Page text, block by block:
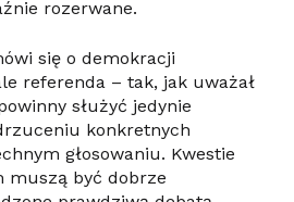
rozerwane.
się o demokracji
referenda – tak, jak uważał
służyć jedynie
konkretnych
głosowaniu. Kwestie
muszą być dobrze